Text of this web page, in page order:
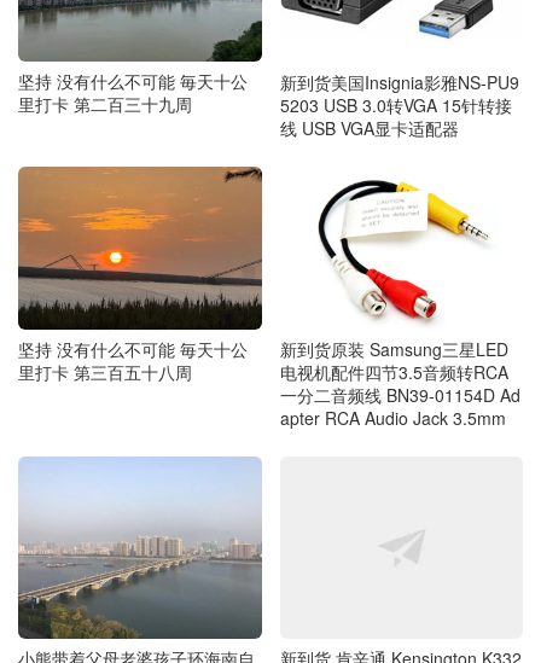
坚持 没有什么不可能 毎天十公
里打卡 第二百三十九周
新到货美国Insignia影雅NS-PU9
5203 USB 3.0转VGA 15针转接
线 USB VGA显卡适配器
坚持 没有什么不可能 毎天十公
里打卡 第三百五十八周
新到货原装 Samsung三星LED
电视机配件四节3.5音频转RCA
一分二音频线 BN39-01154D Ad
apter RCA Audio Jack 3.5mm